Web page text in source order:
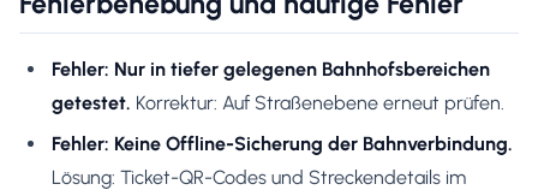
Fehler: Nur in tiefer gelegenen Bahnhofsbereichen
getestet. Korrektur: Auf Straßenebene erneut prüfen.
Fehler: Keine Offline-Sicherung der Bahnverbindung.
Lösung: Ticket-QR-Codes und Streckendetails im